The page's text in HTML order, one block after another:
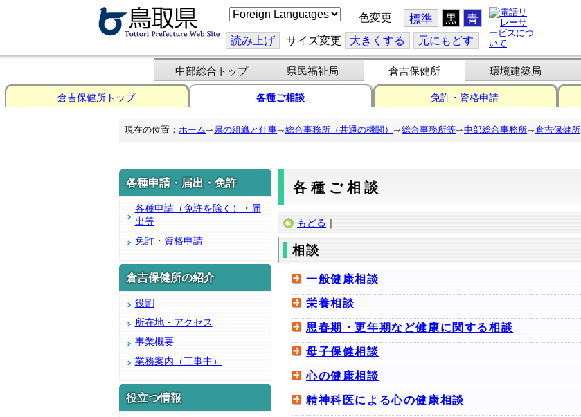
こ
の
ジ
を
翻
訳
色変更 標準 黒 青
読み上げ サイズ変更 大きくする 元にもどす
中部総合トップ 県民福祉局 倉吉保健所 環境建築局
倉吉保健所トップ 各種ご相談 免許・資格申請
現在の位置： ホーム 県の組織と仕事 総合事務所（共通の機関） 総合事務所等 中部総合事務所 倉吉保健所
各種申請・届出・免許
各種申請（免許を除く）・届
出等
免許・資格申請
倉吉保健所の紹介
役割
所在地・アクセス
事業概要
業務案内（工事中）
役立つ情報
各種ご相談
もどる ｜
相談
一般健康相談
栄養相談
思春期・更年期など健康に関する相談
母子保健相談
心の健康相談
精神科医による心の健康相談